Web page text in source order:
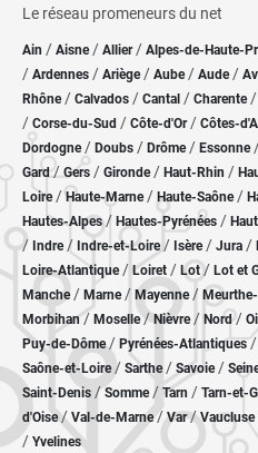
Le réseau promeneurs du net
Ain / Aisne/ Allier/ Alpes-de-Haute-
/ Ardennes / Ariège/ Aube/ Aude /
Rhône/ Calvados / Cantal / Charente /
/ Corse-du-Sud / Côte-d'Or / Côtes-
Dordogne/ Doubs / Drôme/ Essonne
Gard/Gers / Gironde/ Haut-Rhin /
Loire/Haute-Marne/ Haute-Saône/
Hautes-Alpes/ Hautes-Pyrénées /
/ Indre/ Indre-et-Loire/ Isère/ Jura /
Loire-Atlantique/ Loiret / Lot/ Lot et
Manche/ Marne/ Mayenne/
Morbihan/ Moselle/ Nièvre / Nord/
Puy-de-Dôme/ Pyrénées-Atlantiques /
Saône-et-Loire/ Sarthe/ Savoie/
Saint-Denis /Somme/ Tarn / Tarn-et-
d'Oise/ Val-de-Marne/Var/Vaucluse
/ Yvelines